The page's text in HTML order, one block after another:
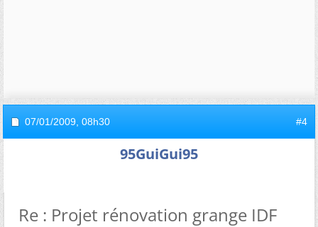
07/01/2009, 08h30 #4
95GuiGui95
Re : Projet rénovation grange IDF